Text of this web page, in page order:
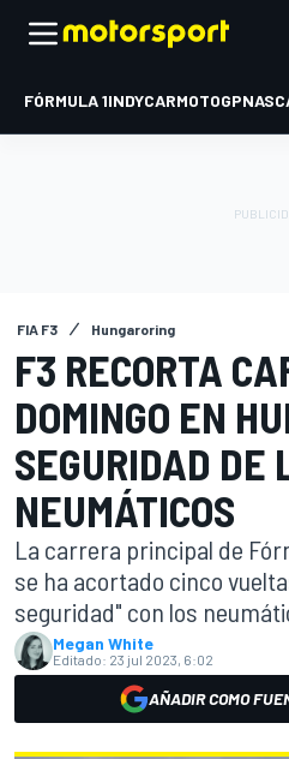
FÓRMULA 1INDYCARMOTOGP
FIA F3 Hungaroring
F3 RECORTA
DOMINGO EN
SEGURIDAD DE
NEUMÁTICOS
La carrera principal de
se ha acortado cinco
seguridad" con los
Megan White
Editado: 23 jul 2023, 6:02
AÑADIR COMO